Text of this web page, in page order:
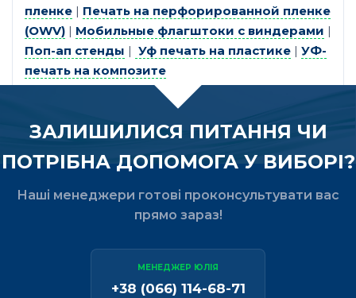
пленке | Печать на перфорированной пленке
(OWV) | Мобильные флагштоки с виндерами |
Поп-ап стенды | Уф печать на пластике | УФ-
печать на композите
ЗАЛИШИЛИСЯ ПИТАННЯ ЧИ
ПОТРІБНА ДОПОМОГА У ВИБОРІ?
Наші менеджери готові проконсультувати вас
прямо зараз!
МЕНЕДЖЕР ЮЛІЯ
+38 (066) 114-68-71